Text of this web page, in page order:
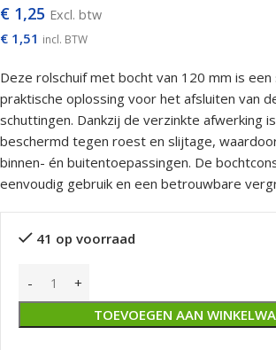
€ 1,25 Excl. btw
€ 1,51 incl. BTW
Deze rolschuif met bocht van 120 mm is
praktische oplossing voor het afsluiten van
schuttingen. Dankzij de verzinkte afwerking
beschermd tegen roest en slijtage,
binnen- én buitentoepassingen. De
eenvoudig gebruik en een betrouwbare
41 op voorraad
TOEVOEGEN AAN